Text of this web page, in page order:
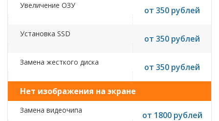
Увеличение ОЗУ от 350 рублей
Установка SSD от 350 рублей
Замена жесткого диска от 350 рублей
Нет изображения на экране
Замена видеочипа от 1800 рублей